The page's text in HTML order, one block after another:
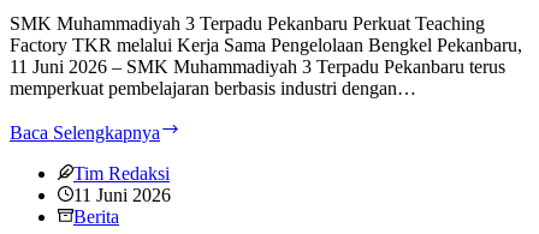
SMK Muhammadiyah 3 Terpadu Pekanbaru Perkuat Teaching
Factory TKR melalui Kerja Sama Pengelolaan Bengkel Pekanbaru,
11 Juni 2026 – SMK Muhammadiyah 3 Terpadu Pekanbaru terus
memperkuat pembelajaran berbasis industri dengan…
Baca Selengkapnya
Tim Redaksi
11 Juni 2026
Berita